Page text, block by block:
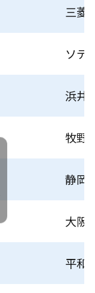
三菱
ソデ
浜井
牧野
静岡
大阪
平和